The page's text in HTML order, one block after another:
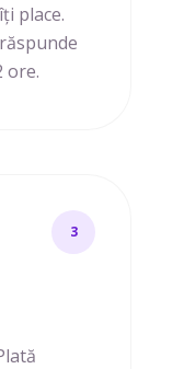
place.
ore.
3